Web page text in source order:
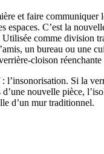
et faire communiquer
espaces. C’est la
comme division
un bureau ou une
cloison réenchante
l’insonorisation. Si la
nouvelle pièce,
d’un mur traditionnel.